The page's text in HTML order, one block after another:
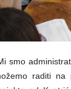
smo
raditi na